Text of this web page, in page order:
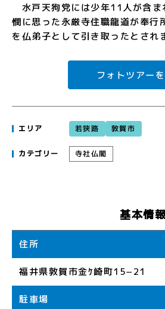
水戸天狗党には少年11人が含ま
憫に思った永厳寺住職龍道が奉行
を仏弟子として引き取ったとされ
フォトツアー
エリア 若狭路 敦賀市
カテゴリー 寺社仏閣
基本情
住所
福井県敦賀市金ｹ崎町15−21
駐車場